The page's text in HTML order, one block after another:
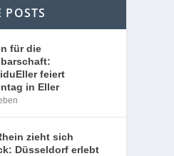
POSTS
für die
feiert
in Eller
zieht sich
Düsseldorf erlebt